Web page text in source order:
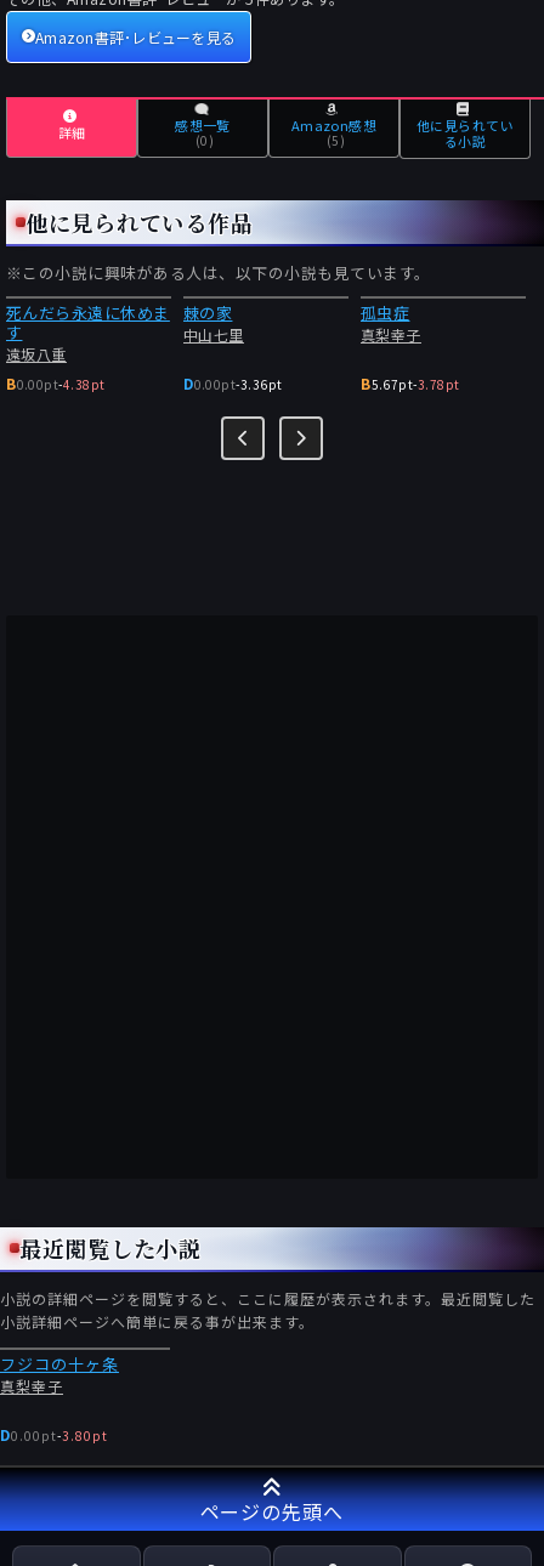
Amazon書評･レビューを見る
詳細 感想一覧
(0)
Amazon感想
(5)
他に見られてい
る小説
他に見られている作品
※この小説に興味がある人は、以下の小説も見ています。
死んだら永遠に休めま
す
遠坂八重
B0.00pt-4.38pt
棘の家
中山七里
D0.00pt-3.36pt
孤虫症
真梨幸子
B5.67pt-3.78pt
最近閲覧した小説
小説の詳細ページを閲覧すると、ここに履歴が表示されます。最近閲覧した
小説詳細ページへ簡単に戻る事が出来ます。
フジコの十ヶ条
真梨幸子
D0.00pt-3.80pt
ページの先頭へ